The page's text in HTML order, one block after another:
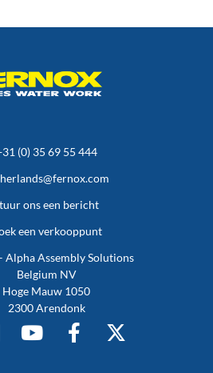
(0) 35 69 55 444
ons een bericht
een verkooppunt
Alpha Assembly Solutions
Belgium NV
Hoge Mauw 1050
2300 Arendonk